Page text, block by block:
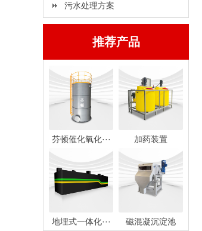
污水处理方案
推荐产品
芬顿催化氧化··· 加药装置
地埋式一体化··· 磁混凝沉淀池